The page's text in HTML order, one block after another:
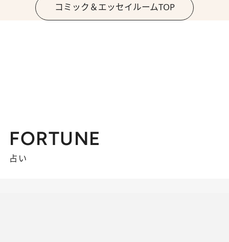
コミック＆エッセイルームTOP
FORTUNE
占い